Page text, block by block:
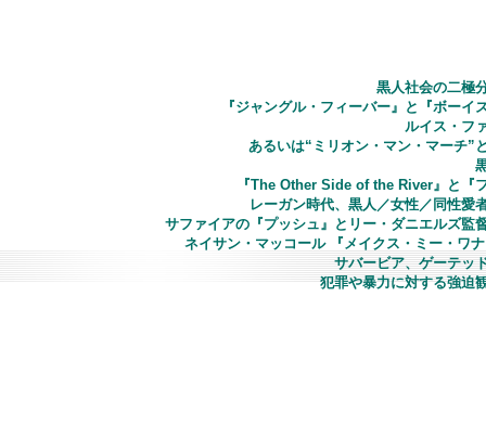
黒人社会の二極
『ジャングル・フィーバー』と『ボーイ
ルイス・フ
あるいは“ミリオン・マン・マーチ”
『The Other Side of the River』と『
レーガン時代、黒人／女性／同性
サファイアの『プッシュ』とリー・ダニエルズ監
ネイサン・マッコール 『メイクス・ミー・ワ
サバービア、ゲーテ
犯罪や暴力に対する強迫